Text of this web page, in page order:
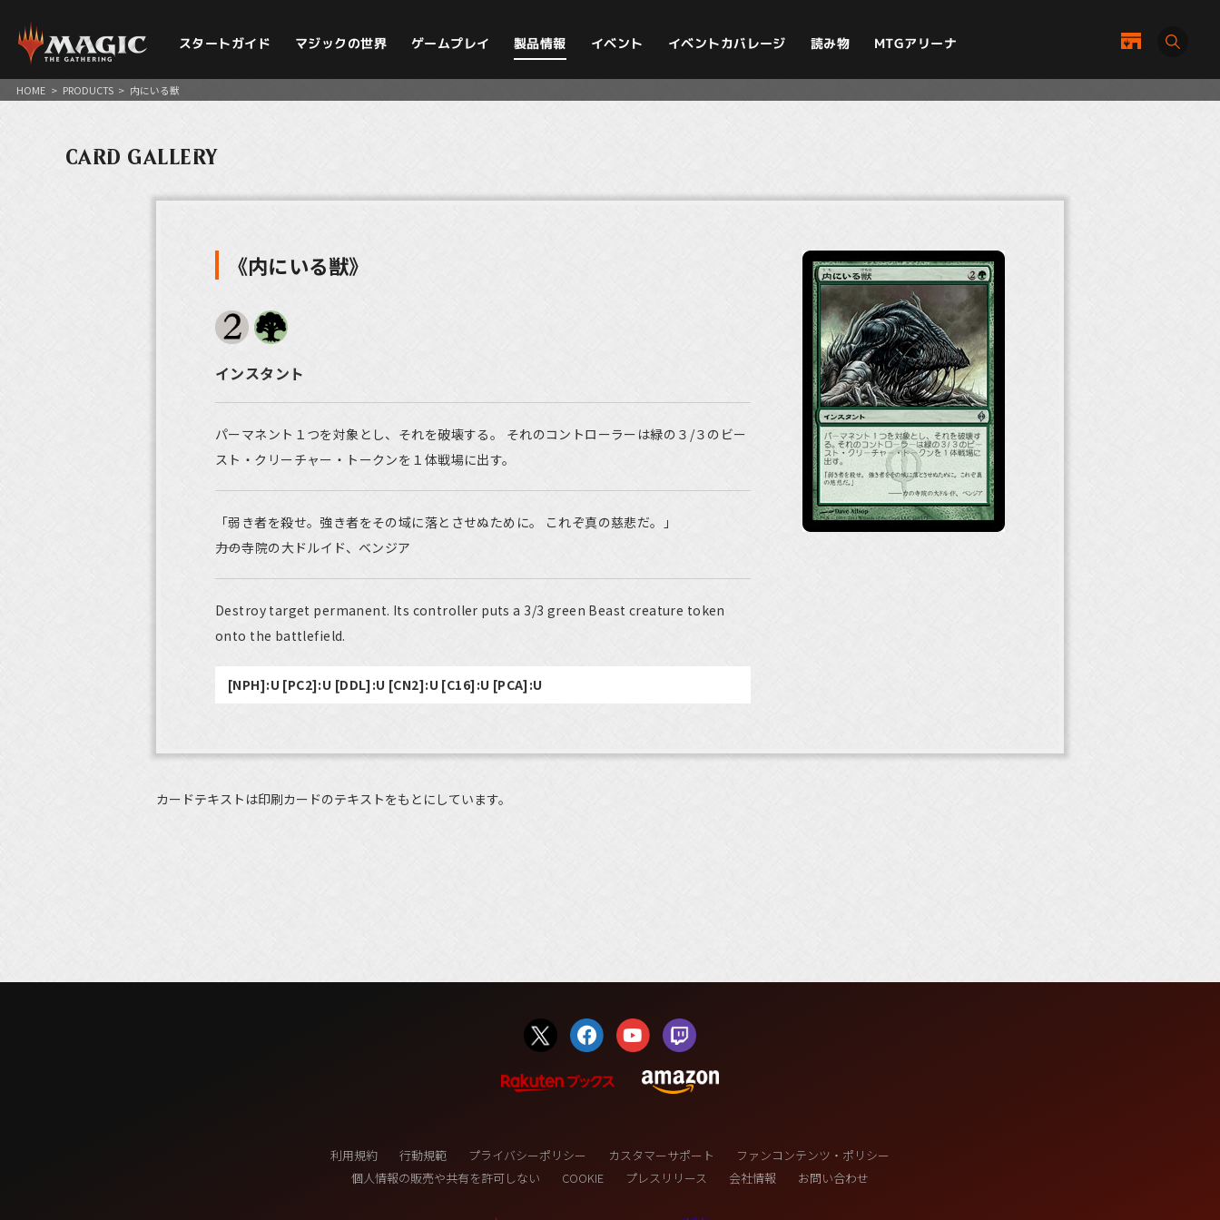
スタートガイド マジックの世界 ゲームプレイ 製品情報 イベント イベントカバレージ 読み物 MTGアリーナ
HOME > PRODUCTS > 内にいる獣
CARD GALLERY
《内にいる獣》
インスタント
パーマネント１つを対象とし、それを破壊する。 それのコントローラーは緑の３/３のビー
スト・クリーチャー・トークンを１体戦場に出す。
「弱き者を殺せ。強き者をその域に落とさせぬために。 これぞ真の慈悲だ。」
――力の寺院の大ドルイド、ベンジア
Destroy target permanent. Its controller puts a 3/3 green Beast creature token
onto the battlefield.
[NPH]:U [PC2]:U [DDL]:U [CN2]:U [C16]:U [PCA]:U
カードテキストは印刷カードのテキストをもとにしています。
利用規約 行動規範 プライバシーポリシー カスタマーサポート
ファンコンテンツ・ポリシー
個人情報の販売や共有を許可しない
COOKIE プレスリリース 会社情報 お問い合わせ